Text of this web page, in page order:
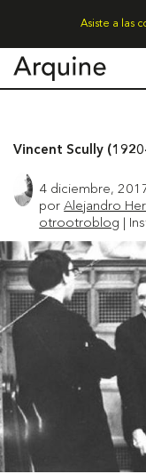
Asiste a las
Vincent Scully
4 diciembre,
porAlejandro
otrootroblog |